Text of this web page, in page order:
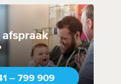
afspraak
– 799 909